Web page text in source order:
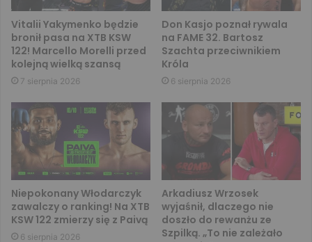
Vitalii Yakymenko będzie
bronił pasa na XTB KSW
122! Marcello Morelli przed
kolejną wielką szansą
7 sierpnia 2026
Don Kasjo poznał rywala
na FAME 32. Bartosz
Szachta przeciwnikiem
Króla
6 sierpnia 2026
Niepokonany Włodarczyk
zawalczy o ranking! Na XTB
KSW 122 zmierzy się z Paivą
6 sierpnia 2026
Arkadiusz Wrzosek
wyjaśnił, dlaczego nie
doszło do rewanżu ze
Szpilką. „To nie zależało